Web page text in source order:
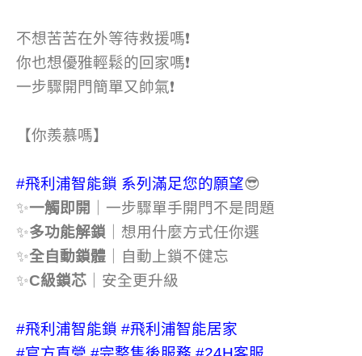
不想苦苦在外等待救援嗎❗
你也想優雅輕鬆的回家嗎❗
一步驟開門簡單又帥氣❗
【你羨慕嗎】
#飛利浦智能鎖 系列滿足您的願望😎
✨一觸即開
｜一步驟單手開門不是問題
✨多功能解鎖 ｜想用什麼方式任你選
✨全自動鎖體 ｜自動上鎖不健忘
✨C級鎖芯 ｜安全更升級
#飛利浦智能鎖 #飛利浦智能居家